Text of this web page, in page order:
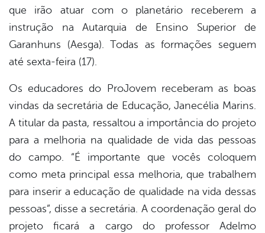
que irão atuar com o planetário receberem a
instrução na Autarquia de Ensino Superior de
Garanhuns (Aesga). Todas as formações seguem
até sexta-feira (17).
Os educadores do ProJovem receberam as boas
vindas da secretária de Educação, Janecélia Marins.
A titular da pasta, ressaltou a importância do projeto
para a melhoria na qualidade de vida das pessoas
do campo. “É importante que vocês coloquem
como meta principal essa melhoria, que trabalhem
para inserir a educação de qualidade na vida dessas
pessoas”, disse a secretária. A coordenação geral do
projeto ficará a cargo do professor Adelmo